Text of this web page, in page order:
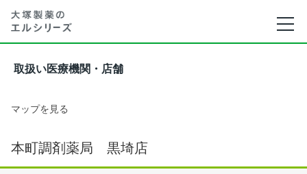
取扱い医療機関・店舗
マップを見る
本町調剤薬局 黒埼店